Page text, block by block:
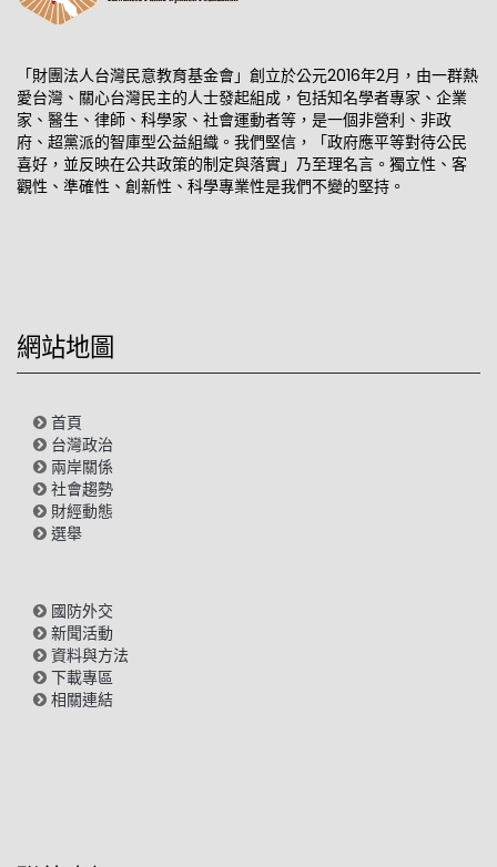
「財團法人台灣民意教育基金會」創立於公元2016年2月，由一群熱
愛台灣、關心台灣民主的人士發起組成，包括知名學者專家、企業
家、醫生、律師、科學家、社會運動者等，是一個非營利、非政
府、超黨派的智庫型公益組織。我們堅信，「政府應平等對待公民
喜好，並反映在公共政策的制定與落實」乃至理名言。獨立性、客
觀性、準確性、創新性、科學專業性是我們不變的堅持。
網站地圖
首頁
台灣政治
兩岸關係
社會趨勢
財經動態
選舉
國防外交
新聞活動
資料與方法
下載專區
相關連結